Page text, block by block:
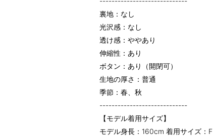
裏地：なし
光沢感：なし
透け感：ややあり
伸縮性：あり
ボタン：あり（開閉可）
生地の厚さ：普通
季節：春、秋
-----------------------------
【モデル着用サイズ】
モデル身長：160cm 着用サイズ：F